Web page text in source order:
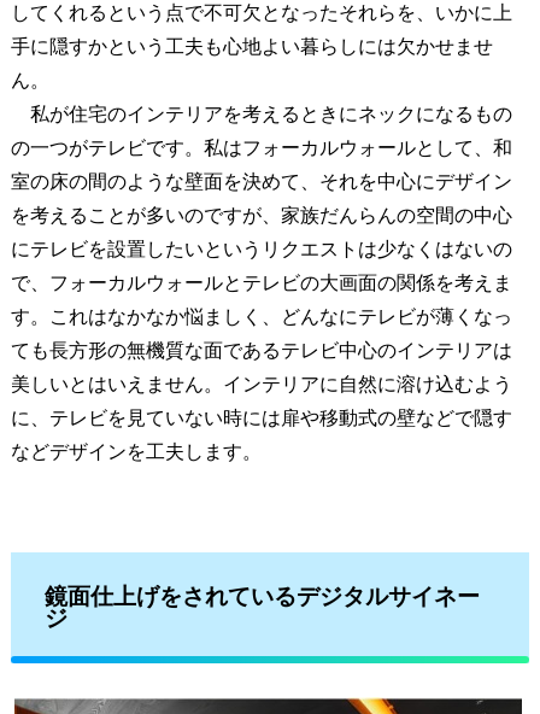
してくれるという点で不可欠となったそれらを、いかに上
手に隠すかという工夫も心地よい暮らしには欠かせませ
ん。
私が住宅のインテリアを考えるときにネックになるもの
の一つがテレビです。私はフォーカルウォールとして、和
室の床の間のような壁面を決めて、それを中心にデザイン
を考えることが多いのですが、家族だんらんの空間の中心
にテレビを設置したいというリクエストは少なくはないの
で、フォーカルウォールとテレビの大画面の関係を考えま
す。これはなかなか悩ましく、どんなにテレビが薄くなっ
ても長方形の無機質な面であるテレビ中心のインテリアは
美しいとはいえません。インテリアに自然に溶け込むよう
に、テレビを見ていない時には扉や移動式の壁などで隠す
などデザインを工夫します。
鏡面仕上げをされているデジタルサイネー
ジ